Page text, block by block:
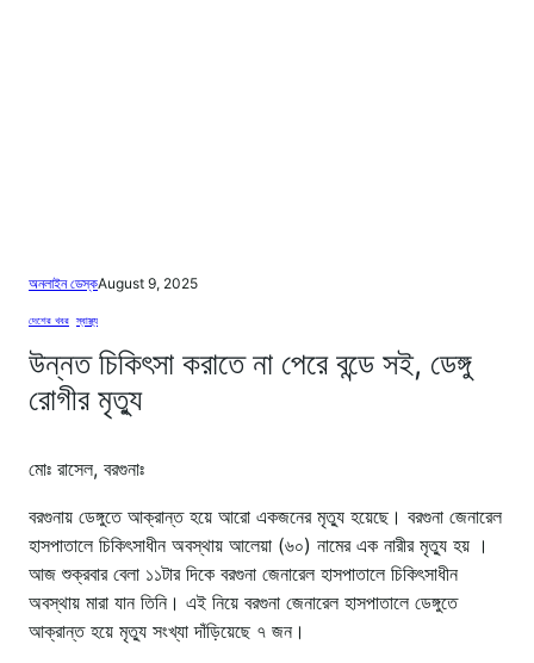
অনলাইন ডেস্কAugust 9, 2025
দেশের খবর স্বাস্থ্য
উন্নত চিকিৎসা করাতে না পেরে বন্ডে সই, ডেঙ্গু
রোগীর মৃত্যু
মোঃ রাসেল, বরগুনাঃ
বরগুনায় ডেঙ্গুতে আক্রান্ত হয়ে আরো একজনের মৃত্যু হয়েছে। বরগুনা জেনারেল
হাসপাতালে চিকিৎসাধীন অবস্থায় আলেয়া (৬০) নামের এক নারীর মৃত্যু হয় ।
আজ শুক্রবার বেলা ১১টার দিকে বরগুনা জেনারেল হাসপাতালে চিকিৎসাধীন
অবস্থায় মারা যান তিনি। এই নিয়ে বরগুনা জেনারেল হাসপাতালে ডেঙ্গুতে
আক্রান্ত হয়ে মৃত্যু সংখ্যা দাঁড়িয়েছে ৭ জন।